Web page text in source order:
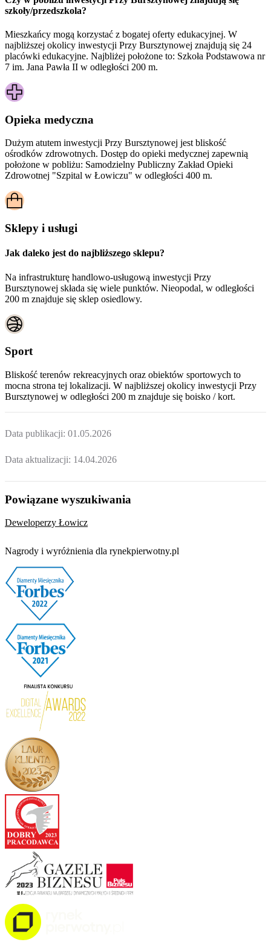
szkoły/przedszkola?
Mieszkańcy mogą korzystać z bogatej oferty edukacyjnej. W
najbliższej okolicy inwestycji Przy Bursztynowej znajdują się 24
placówki edukacyjne. Najbliżej położone to: Szkoła Podstawowa nr
7 im. Jana Pawła II w odległości 200 m.
Opieka medyczna
Dużym atutem inwestycji Przy Bursztynowej jest bliskość
ośrodków zdrowotnych. Dostęp do opieki medycznej zapewnią
położone w pobliżu: Samodzielny Publiczny Zakład Opieki
Zdrowotnej "Szpital w Łowiczu" w odległości 400 m.
Sklepy i usługi
Jak daleko jest do najbliższego sklepu?
Na infrastrukturę handlowo-usługową inwestycji Przy
Bursztynowej składa się wiele punktów. Nieopodal, w odległości
200 m znajduje się sklep osiedlowy.
Sport
Bliskość terenów rekreacyjnych oraz obiektów sportowych to
mocna strona tej lokalizacji. W najbliższej okolicy inwestycji Przy
Bursztynowej w odległości 200 m znajduje się boisko / kort.
Data publikacji: 01.05.2026
Data aktualizacji: 14.04.2026
Powiązane wyszukiwania
Deweloperzy Łowicz
Nagrody i wyróżnienia dla rynekpierwotny.pl